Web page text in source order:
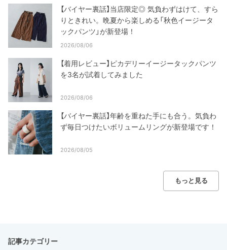
【バイヤー裏話】当店限定◎ 気負わずはけて、すら
りときれい。晩夏から楽しめる「秋色イージータ
ックパンツ」が新登場！
2026/08/06
【着用レビュー】ピカデリーイージータックパンツ
を3名が試着してみました
2026/08/06
【バイヤー裏話】年齢を重ねた手にも合う。気負わ
ず毎日つけたいボリュームリングが新登場です！
2026/08/05
もっと見る
記事カテゴリー